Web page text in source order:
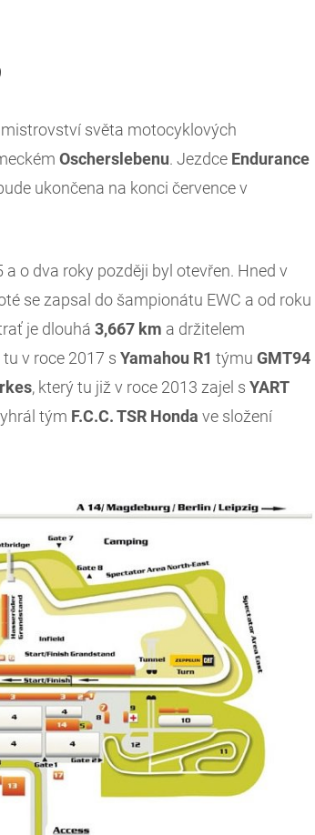
světa motocyklových
Oscherslebenu. Jezdce Endurance
ukončena na konci července v
o dva roky později byl otevřen. Hned v
se zapsal do šampionátu EWC a od roku
je dlouhá 3,667 km a držitelem
tu v roce 2017 s Yamahou R1 týmu GMT94
, který tu již v roce 2013 zajel s YART
tým F.C.C. TSR Honda ve složení